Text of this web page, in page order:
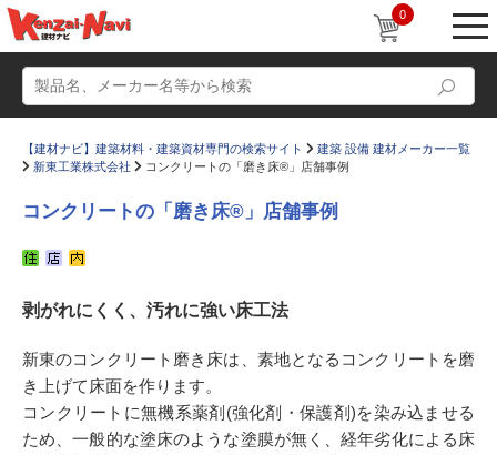
0
かたなび コラム
すまいリング 設計士インタビュー
Q＆A
お気に入り
【建材ナビ】建築材料・建築資材専門の検索サイト
建築 設備 建材メーカー一覧
新東工業株式会社
コンクリートの「磨き床®」店舗事例
コンクリートの「磨き床®」店舗事例
剥がれにくく、汚れに強い床工法
新東のコンクリート磨き床は、素地となるコンクリートを磨
き上げて床面を作ります。
コンクリートに無機系薬剤(強化剤・保護剤)を染み込ませる
ため、一般的な塗床のような塗膜が無く、経年劣化による床